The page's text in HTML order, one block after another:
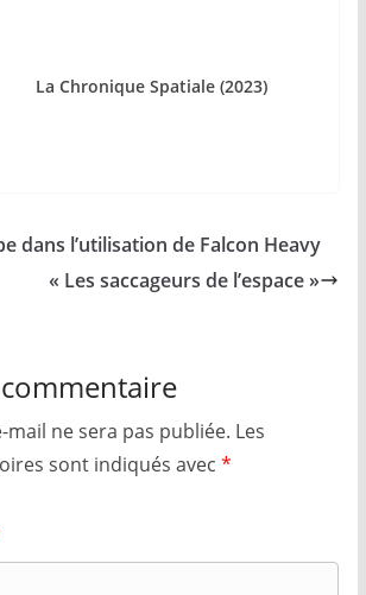
Spatiale (2023)
dans l’utilisation de Falcon Heavy
« Les saccageurs de l’espace »
mail ne sera pas publiée. Les
sont indiqués avec *